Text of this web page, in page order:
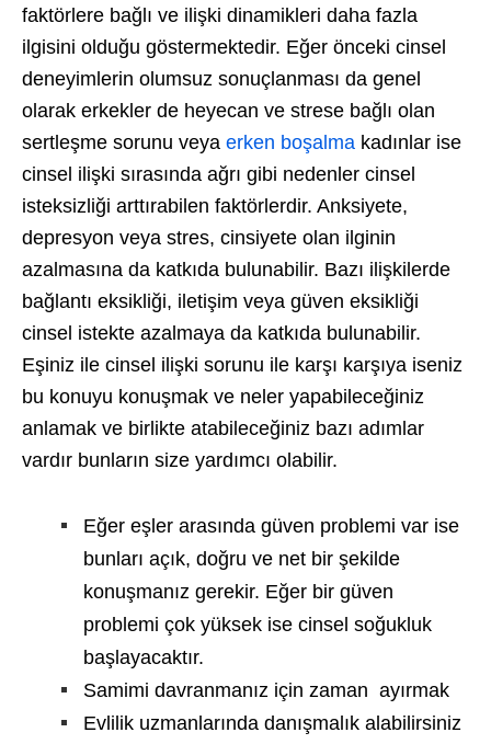
faktörlere bağlı ve ilişki dinamikleri daha fazla
ilgisini olduğu göstermektedir. Eğer önceki cinsel
deneyimlerin olumsuz sonuçlanması da genel
olarak erkekler de heyecan ve strese bağlı olan
sertleşme sorunu veya erken boşalma kadınlar ise
cinsel ilişki sırasında ağrı gibi nedenler cinsel
isteksizliği arttırabilen faktörlerdir. Anksiyete,
depresyon veya stres, cinsiyete olan ilginin
azalmasına da katkıda bulunabilir. Bazı ilişkilerde
bağlantı eksikliği, iletişim veya güven eksikliği
cinsel istekte azalmaya da katkıda bulunabilir.
Eşiniz ile cinsel ilişki sorunu ile karşı karşıya iseniz
bu konuyu konuşmak ve neler yapabileceğiniz
anlamak ve birlikte atabileceğiniz bazı adımlar
vardır bunların size yardımcı olabilir.
Eğer eşler arasında güven problemi var ise
bunları açık, doğru ve net bir şekilde
konuşmanız gerekir. Eğer bir güven
problemi çok yüksek ise cinsel soğukluk
başlayacaktır.
Samimi davranmanız için zaman ayırmak
Evlilik uzmanlarında danışmalık alabilirsiniz